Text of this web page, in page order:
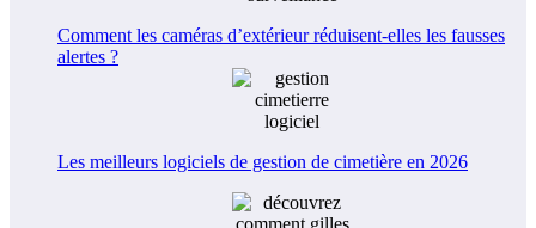
Comment les caméras d’extérieur réduisent-elles les fausses
alertes ?
Les meilleurs logiciels de gestion de cimetière en 2026